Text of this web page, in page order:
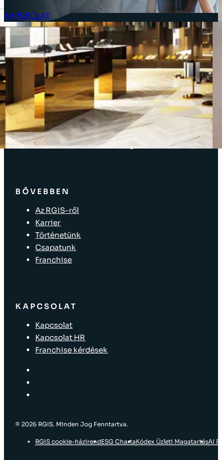
KAPCSOLAT
Ügyfél bejelentkezés
MEGOLDÁSOK
Leltár megoldások
Vállalati megoldások
Ellátásilánc-megoldások
Üzlet elrendezése
Eszközök címkézése
Kiskereskedelmi bolti megoldások
BŐVEBBEN
Az RGIS-ről
Karrier
Történetünk
Csapatunk
Franchise
KAPCSOLAT
Kapcsolat
Kapcsolat HR
Franchise kérdések
© 2026 RGIS. Minden Jog Fenntartva.
RGIS cookie-házirendESG ChartaKódex Üzleti MagatartásAI